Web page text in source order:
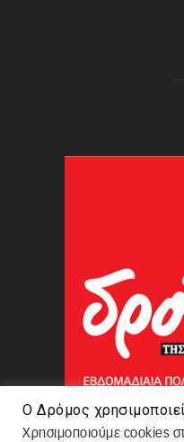
Ο Δρόμος
Χρησιμοποιούμε cookies